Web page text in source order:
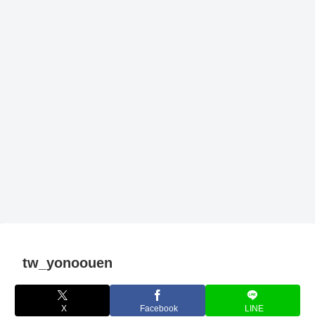
tw_yonoouen
X Facebook LINE